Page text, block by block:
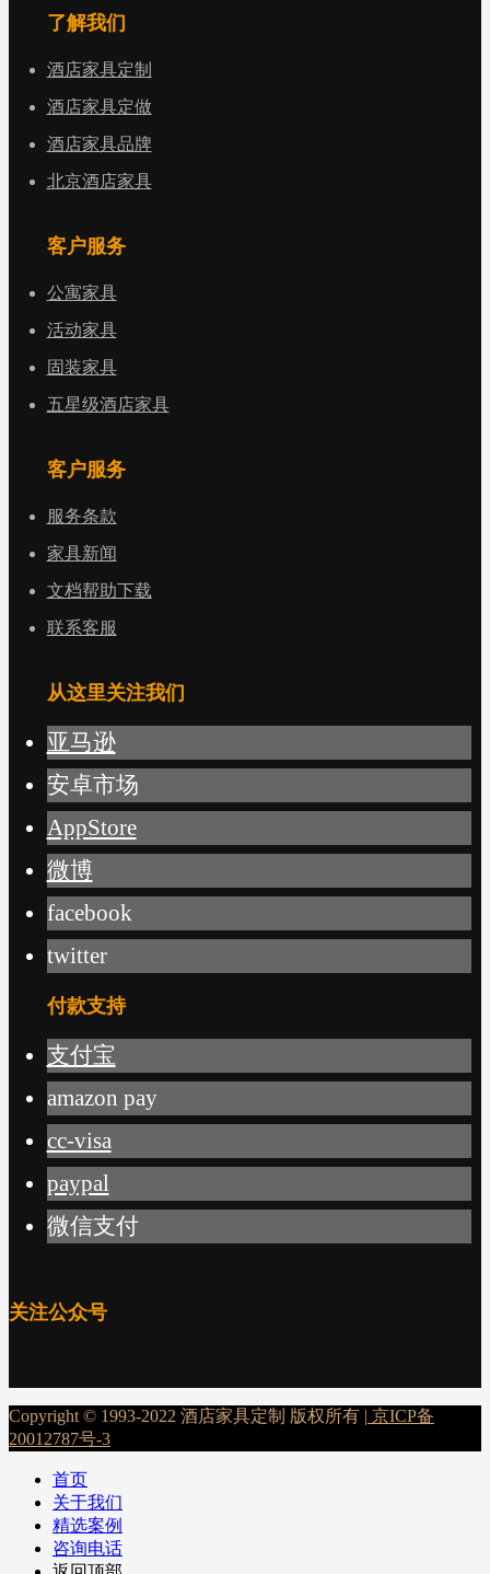
了解我们
酒店家具定制
酒店家具定做
酒店家具品牌
北京酒店家具
客户服务
公寓家具
活动家具
固装家具
五星级酒店家具
客户服务
服务条款
家具新闻
文档帮助下载
联系客服
从这里关注我们
亚马逊
安卓市场
AppStore
微博
facebook
twitter
付款支持
支付宝
amazon pay
cc-visa
paypal
微信支付
关注公众号
Copyright © 1993-2022 酒店家具定制 版权所有 | 京ICP备
20012787号-3
首页
关于我们
精选案例
咨询电话